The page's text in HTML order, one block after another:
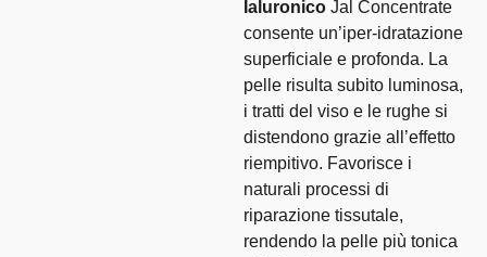
Ialuronico Jal Concentrate
consente un’iper-idratazione
superficiale e profonda. La
pelle risulta subito luminosa,
i tratti del viso e le rughe si
distendono grazie all’effetto
riempitivo. Favorisce i
naturali processi di
riparazione tissutale,
rendendo la pelle più tonica